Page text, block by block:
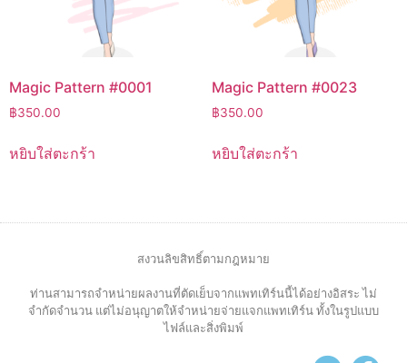
Magic Pattern #0001
฿350.00
หยิบใส่ตะกร้า
Magic Pattern #0023
฿350.00
หยิบใส่ตะกร้า
สงวนลิขสิทธิ์ตามกฎหมาย
ท่านสามารถจำหน่ายผลงานที่ตัดเย็บจากแพทเทิร์นนี้ได้อย่างอิสระ ไม่
จำกัดจำนวน แต่ไม่อนุญาตให้จำหน่ายจ่ายแจกแพทเทิร์น ทั้งในรูปแบบ
ไฟล์และสิ่งพิมพ์